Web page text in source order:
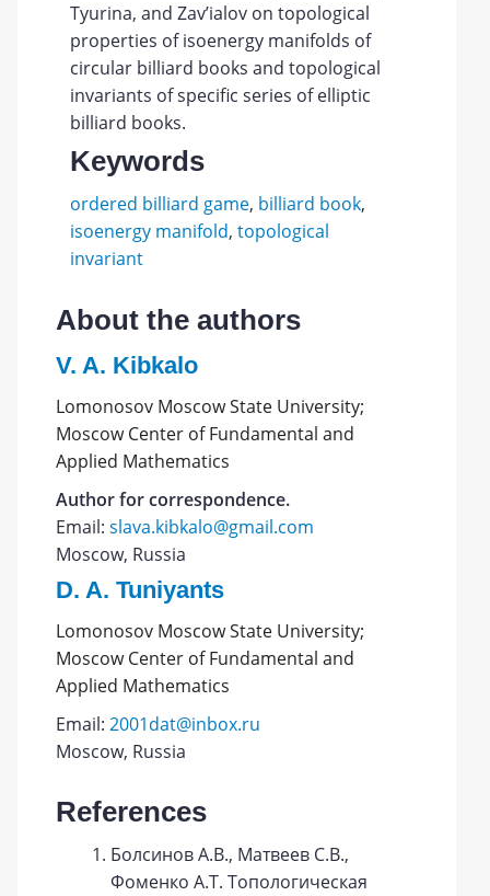
Tyurina, and Zav’ialov on topological
properties of isoenergy manifolds of
circular billiard books and topological
invariants of specific series of elliptic
billiard books.
Keywords
ordered billiard game, billiard book,
isoenergy manifold, topological
invariant
About the authors
V. A. Kibkalo
Lomonosov Moscow State University;
Moscow Center of Fundamental and
Applied Mathematics
Author for correspondence.
Email:slava.kibkalo@gmail.com
Moscow, Russia
D. A. Tuniyants
Lomonosov Moscow State University;
Moscow Center of Fundamental and
Applied Mathematics
Email:2001dat@inbox.ru
Moscow, Russia
References
Болсинов А.В., Матвеев С.В.,
Фоменко А.Т. Топологическая